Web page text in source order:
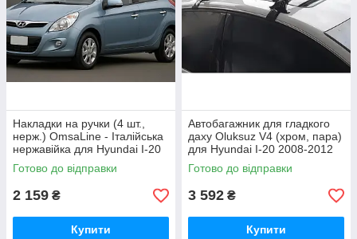
Накладки на ручки (4 шт.,
нерж.) OmsaLine - Італійська
нержавійка для Hyundai I-20
2008-2012 рр
Готово до відправки
2 159 ₴
Купити
Автобагажник для гладкого
даху Oluksuz V4 (хром, пара)
для Hyundai I-20 2008-2012
рр
Готово до відправки
3 592 ₴
Купити